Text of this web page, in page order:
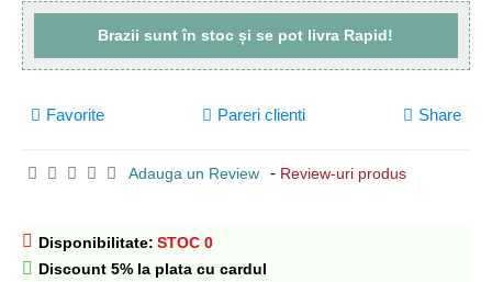
Brazii suntîn stoc și se pot livra Rapid!
Adauga un Review - Review-uri produs
Favorite Pareri clienti Share
Disponibilitate: STOC 0
Discount 5% la plata cu cardul